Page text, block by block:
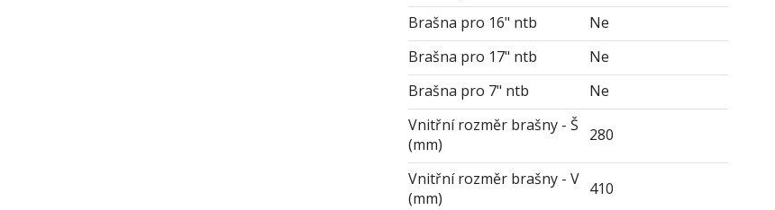
Brašna pro 16" ntb
Ne
Brašna pro 17" ntb
Ne
Brašna pro 7" ntb
Ne
Vnitřní rozměr brašny - Š
(mm)
280
Vnitřní rozměr brašny - V
(mm)
410